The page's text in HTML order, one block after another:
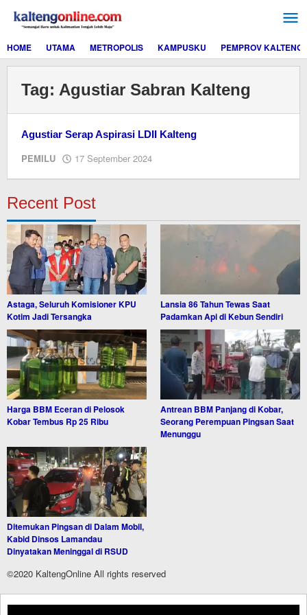
konten
HOME
UTAMA METROPOLIS KAMPUSKU PEMPROV KALTENG
Tag: Agustiar Sabran Kalteng
Agustiar Serap Aspirasi LDII Kalteng
PEMILU 17 September 2024
Recent Post
Astaga, Seluruh Komisioner KPU
Kotim Jadi Tersangka
Lansia 86 Tahun Tewas Saat
Padamkan Api di Kebun Sendiri
Harga BBM Eceran di Pelosok
Kobar Tembus Rp 25 Ribu
Antrean BBM Panjang di Kobar,
Seorang Perempuan Pingsan Saat
Menunggu
Ditemukan Pingsan di Dalam Mobil,
Kabid Dinsos Lamandau
Dinyatakan Meninggal di RSUD
©2020 KaltengOnline All rights reserved